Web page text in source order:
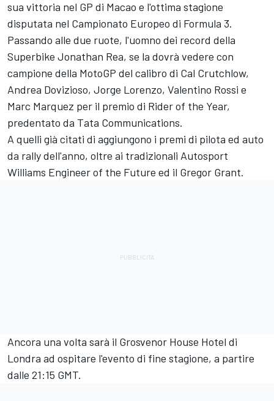
sua vittoria nel GP di Macao e l'ottima stagione
disputata nel Campionato Europeo di Formula 3.
Passando alle due ruote, l'uomno dei record della
Superbike Jonathan Rea, se la dovrà vedere con
campione della MotoGP del calibro di Cal Crutchlow,
Andrea Dovizioso, Jorge Lorenzo, Valentino Rossi e
Marc Marquez per il premio di Rider of the Year,
predentato da Tata Communications.
A quelli già citati di aggiungono i premi di pilota ed auto
da rally dell'anno, oltre ai tradizionali Autosport
Williams Engineer of the Future ed il Gregor Grant.
Ancora una volta sarà il Grosvenor House Hotel di
Londra ad ospitare l'evento di fine stagione, a partire
dalle 21:15 GMT.